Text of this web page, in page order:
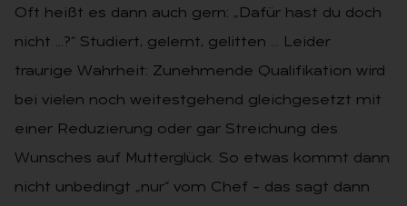
Oft heißt es dann auch gern: „Dafür hast du doch
nicht …?“ Studiert, gelernt, gelitten … Leider
traurige Wahrheit: Zunehmende Qualifikation wird
bei vielen noch weitestgehend gleichgesetzt mit
einer Reduzierung oder gar Streichung des
Wunsches auf Mutterglück. So etwas kommt dann
nicht unbedingt „nur“ vom Chef – das sagt dann